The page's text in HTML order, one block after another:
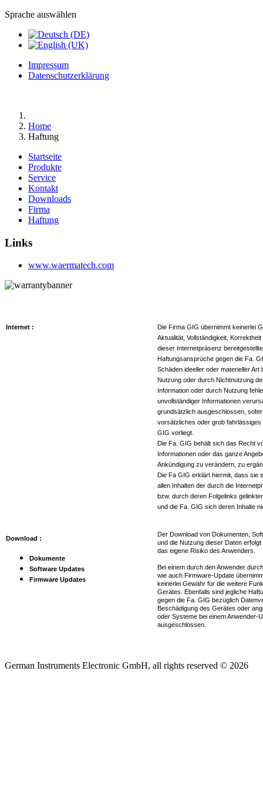
Sprache auswählen
Impressum
Datenschutzerklärung
Home
Haftung
Startseite
Produkte
Service
Kontakt
Downloads
Firma
Haftung
Links
www.waermatech.com
Internet :
Die Firma GIG übernimmt keinerlei
Aktualität, Vollständigkeit,
dieser Internetpräsenz
Haftungsansprüche gegen die Fa.
Schäden ideeller oder materieller Art
Nutzung oder durch Nichtnutzung
Information oder durch Nutzung
unvollständiger Informationen
grundsätzlich ausgeschlossen,
vorsätzliches oder grob
GIG vorliegt.
Die Fa. GIG behält sich das Recht
Informationen oder das ganze
Ankündigung zu verändern, zu
Die Fa GIG erklärt hiermit, dass sie
allen Inhalten der durch die
bzw. durch deren Folgelinks
und die Fa. GIG sich deren Inhalte
Download :
Dokumente
Software Updates
Firmware Updates
Der Download von Dokumenten,
und die Nutzung dieser Daten
das eigene Risiko des Anwenders.
Bei einem durch den Anwender
wie auch Firmware-Update
keinerlei Gewähr für die weitere
Gerätes. Ebenfalls sind jegliche
gegen die Fa. GIG bezüglich
Beschädigung des Gerätes oder
oder Systeme bei einem Anwender-
ausgeschlossen.
German Instruments Electronic GmbH, all rights reserved © 2026